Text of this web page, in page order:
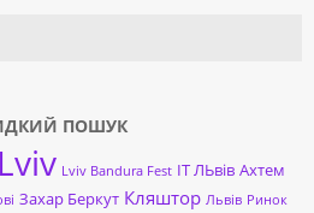
ПОШУК
Lviv Bandura Fest ІТ ЛЬвів Ахтем
Захар Беркут Кляштор Львів Ринок